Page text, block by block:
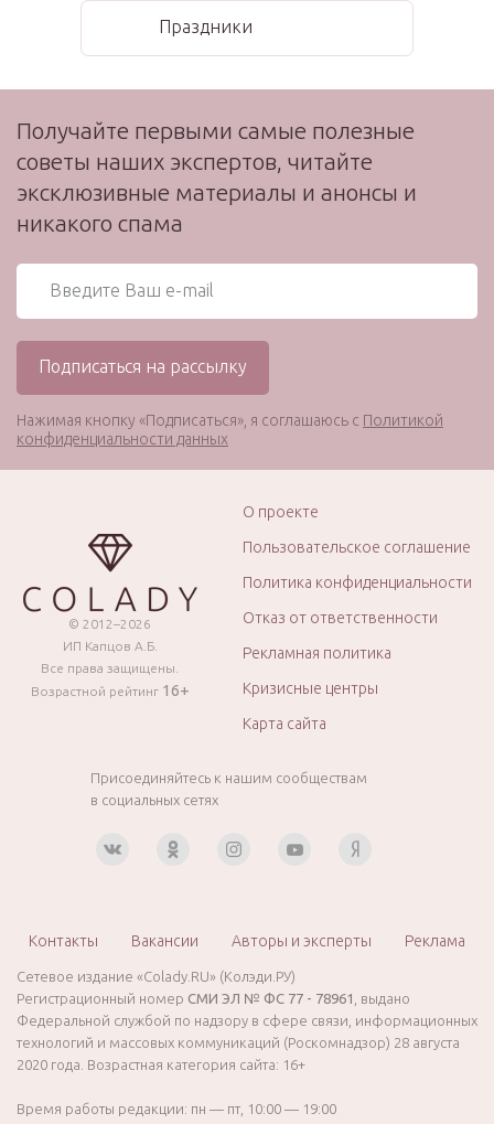
Праздники
Получайте первыми самые полезные
советы наших экспертов, читайте
эксклюзивные материалы и анонсы и
никакого спама
Нажимая кнопку «Подписаться», я соглашаюсь с Политикой
конфиденциальности данных
© 2012–2026
ИП Капцов А.Б.
Все права защищены.
Возрастной рейтинг 16+
О проекте
Пользовательское соглашение
Политика конфиденциальности
Отказ от ответственности
Рекламная политика
Кризисные центры
Карта сайта
Присоединяйтесь к нашим сообществам
в социальных сетях
Контакты Вакансии Авторы и эксперты Реклама
Сетевое издание «Colady.RU» (Колэди.РУ)
Регистрационный номер СМИ ЭЛ № ФС 77 - 78961
, выдано
Федеральной службой по надзору в сфере связи, информационных
технологий и массовых коммуникаций (Роскомнадзор) 28 августа
2020 года. Возрастная категория сайта: 16+
Время работы редакции: пн — пт, 10:00 — 19:00